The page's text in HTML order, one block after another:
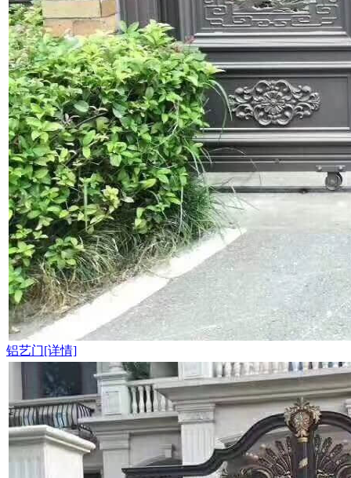
铝艺门[详情]